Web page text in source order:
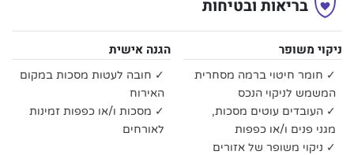
בריאות ובטיחות
ניקוי משופר
✓ חומר חיטוי ברמה מסחרית
המשמש לניקוי הנכס
✓ העובדים עוטים מסכות,
מגני פנים ו/או כפפות
✓ ניקוי משופר של אזורים
הגנה אישית
✓ חובה לעטות מסכות במקום
האירוח
✓ מסכות ו/או כפפות זמינות
לאורחים